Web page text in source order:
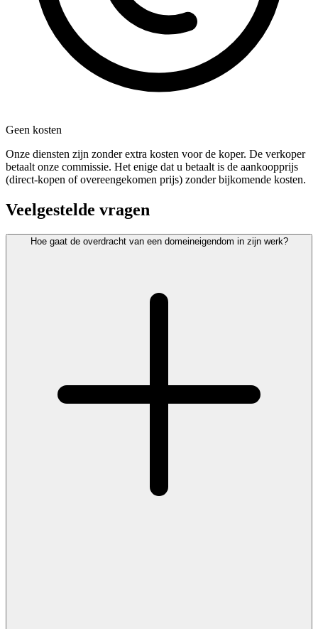
Geen kosten
Onze diensten zijn zonder extra kosten voor de koper. De verkoper
betaalt onze commissie. Het enige dat u betaalt is de aankoopprijs
(direct-kopen of overeengekomen prijs) zonder bijkomende kosten.
Veelgestelde vragen
Hoe gaat de overdracht van een domeineigendom in zijn werk?